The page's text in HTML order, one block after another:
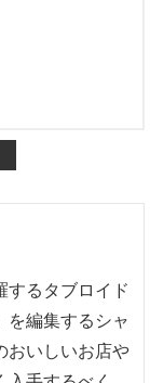
するタブロイド
を編集するシャ
おいしいお店や